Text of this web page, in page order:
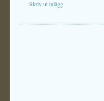
Skriv ut inlägg